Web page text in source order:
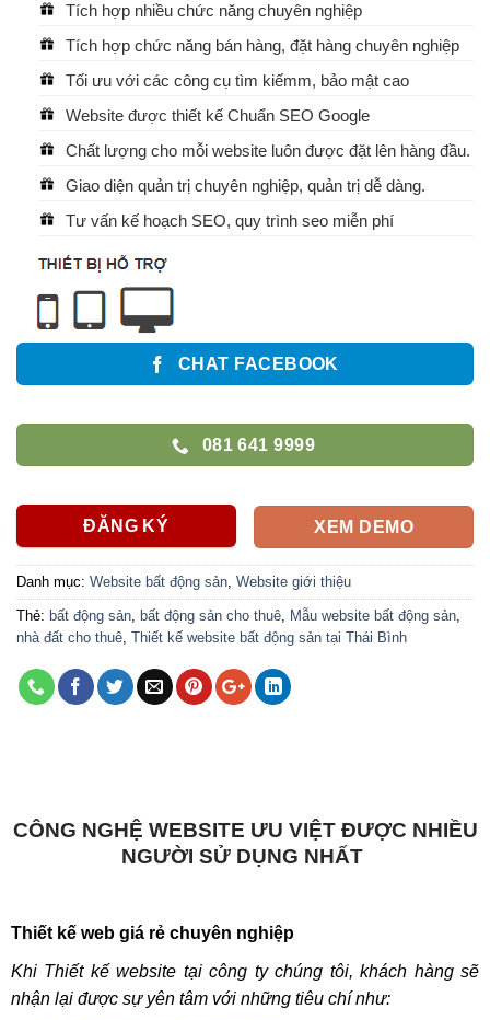
Tích hợp nhiều chức năng chuyên nghiệp
Tích hợp chức năng bán hàng, đặt hàng chuyên nghiệp
Tối ưu với các công cụ tìm kiếmm, bảo mật cao
Website được thiết kế Chuẩn SEO Google
Chất lượng cho mỗi website luôn được đặt lên hàng đầu.
Giao diện quản trị chuyên nghiệp, quản trị dễ dàng.
Tư vấn kế hoạch SEO, quy trình seo miễn phí
CHAT FACEBOOK
081 641 9999
ĐĂNG KÝ XEM DEMO
Danh mục: Website bất động sản Website giới thiệu
Thẻ: bất động sản bất động sản cho thuê Mẫu website bất động sản
nhà đất cho thuê Thiết kế website bất động sản tại Thái Bình
CÔNG NGHỆ WEBSITE ƯU VIỆT ĐƯỢC NHIỀU
NGƯỜI SỬ DỤNG NHẤT
Thiết kế web giá rẻ chuyên nghiệp
Khi Thiết kế website tại công ty chúng tôi, khách hàng sẽ
nhận lại được sự yên tâm với những tiêu chí như: